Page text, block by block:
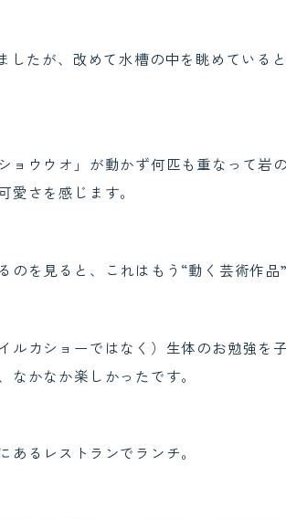
したが、改めて水槽の中を眺めている
ョウウオ」が動かず何匹も重なって岩
さを感じます。
のを見ると、これはもう“動く芸術作品
ルカショーではなく）生体のお勉強を
かなか楽しかったです。
るレストランでランチ。